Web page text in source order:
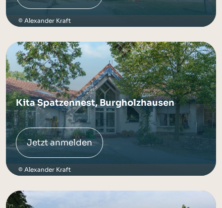
Alexander Kraft
Kita Spatzennest, Burgholzhausen
Jetzt anmelden
Alexander Kraft